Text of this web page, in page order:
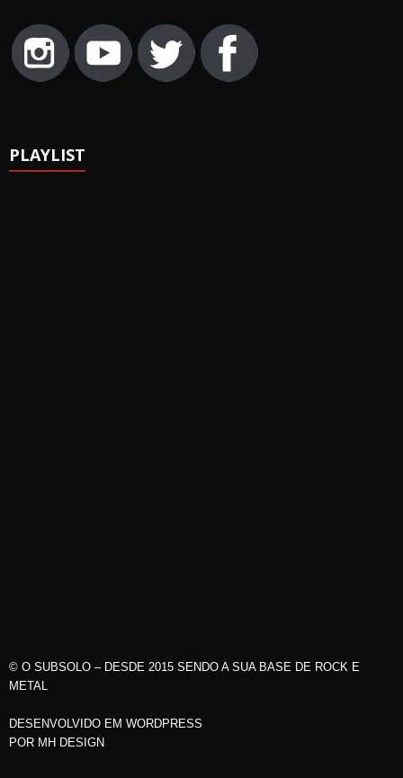
PLAYLIST
© O SUBSOLO – DESDE 2015 SENDO A SUA BASE DE ROCK E
METAL
DESENVOLVIDO EM WORDPRESS
POR MH DESIGN